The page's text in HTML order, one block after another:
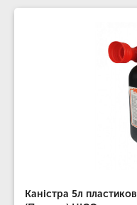
Каністра 5л